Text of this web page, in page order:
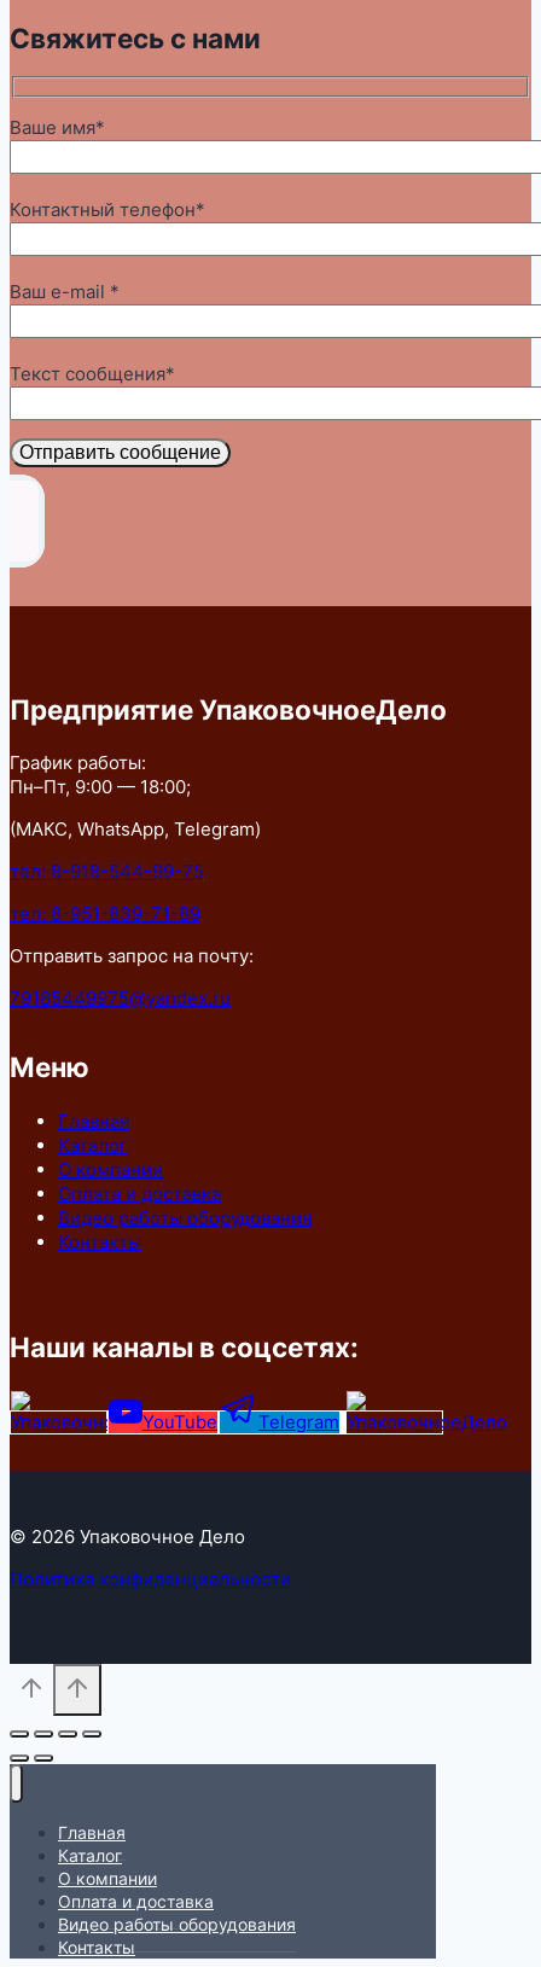
Свяжитесь с нами
Ваше имя*
Контактный телефон*
Ваш e-mail *
Текст сообщения*
Отправить сообщение
Предприятие УпаковочноеДело
График работы:
Пн–Пт, 9:00 — 18:00;
(МАКС, WhatsApp, Telegram)
тел: 8-918-544-99-75
тел: 8-951-839-71-89
Отправить запрос на почту:
79185449975@yandex.ru
Меню
Главная
Каталог
О компании
Оплата и доставка
Видео работы оборудования
Контакты
Наши каналы в соцсетях:
YouTube Telegram
© 2026 Упаковочное Дело
Политика конфиденциальности
Главная
Каталог
О компании
Оплата и доставка
Видео работы оборудования
Контакты